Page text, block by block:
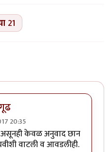
21
20:35
असूनही केवळ अनुवाद छान
वाटली व आवडलीही.